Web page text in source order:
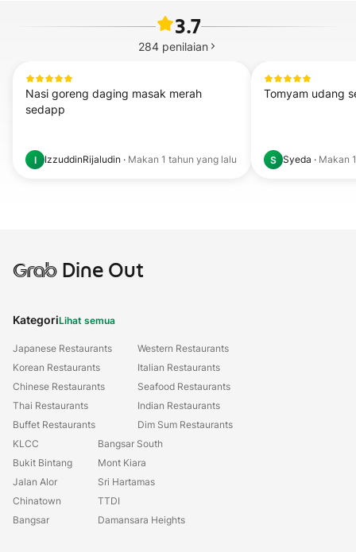
3.7
284 penilaian
Nasi goreng daging masak merah
sedapp
I IzzuddinRijaludin · Makan 1 tahun yang lalu
Tomyam udang
S Syeda · Makan
GrabDine Out
KategoriLihat semua
Japanese Restaurants
Korean Restaurants
Chinese Restaurants
Thai Restaurants
Buffet Restaurants
Western Restaurants
Italian Restaurants
Seafood Restaurants
Indian Restaurants
Dim Sum Restaurants
KLCC
Bukit Bintang
Jalan Alor
Chinatown
Bangsar
Bangsar South
Mont Kiara
Sri Hartamas
TTDI
Damansara Heights